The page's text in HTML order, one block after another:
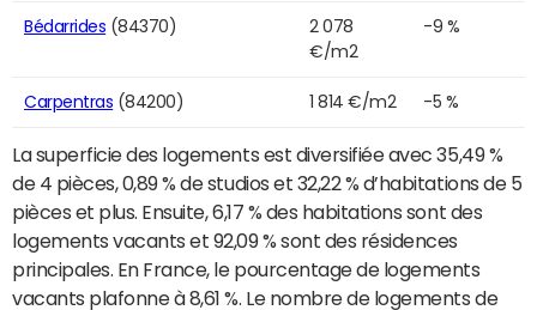
Bédarrides (84370)
2 078
€/m2
-9 %
Carpentras (84200) 1 814 €/m2 -5 %
La superficie des logements est diversifiée avec 35,49 %
de 4 pièces, 0,89 % de studios et 32,22 % d’habitations de 5
pièces et plus. Ensuite, 6,17 % des habitations sont des
logements vacants et 92,09 % sont des résidences
principales. En France, le pourcentage de logements
vacants plafonne à 8,61 %. Le nombre de logements de